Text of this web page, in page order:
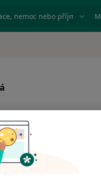
nemoc nebo příjmení